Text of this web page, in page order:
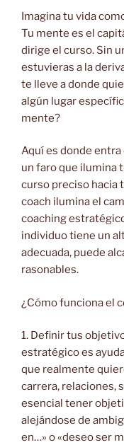
Imagina tu vida
Tu mente es el
dirige el curso. Sin
estuvieras a la
te lleve a donde
algún lugar
mente?
Aquí es donde
un faro que ilumina
curso preciso hacia
coach ilumina el
coaching
individuo tiene un
adecuada, puede
rasonables.
¿Cómo funciona el
1. Definir tus
estratégico es
que realmente
carrera, relaciones,
esencial tener
alejándose de
en…» o «deseo ser